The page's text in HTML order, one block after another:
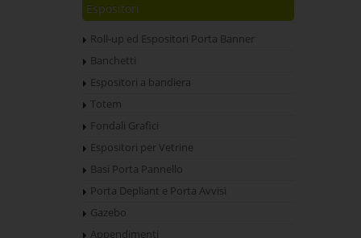
Espositori
Roll-up ed Espositori Porta Banner
Banchetti
Espositori a bandiera
Totem
Fondali Grafici
Espositori per Vetrine
Basi Porta Pannello
Porta Depliant e Porta Avvisi
Gazebo
Appendimenti